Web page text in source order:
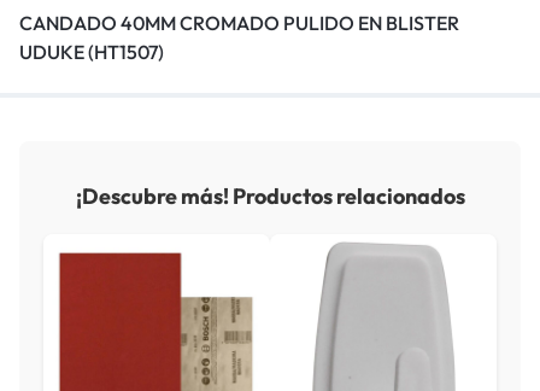
CANDADO 40MM CROMADO PULIDO EN BLISTER
UDUKE (HT1507)
¡Descubre más! Productos relacionados